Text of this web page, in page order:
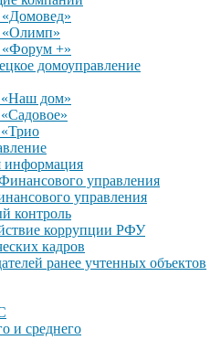
+»
домоуправление
дом»
информация
управления
управления
контроль
коррупции РФУ
кадров
ранее учтенных объектов
и среднего